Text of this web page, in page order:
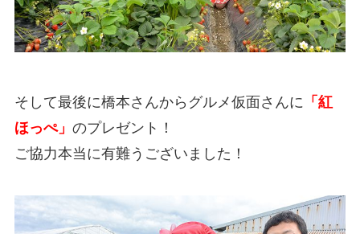
そして最後に橋本さんからグルメ仮面さんに 「紅
ほっぺ」 のプレゼント！
ご協力本当に有難うございました！